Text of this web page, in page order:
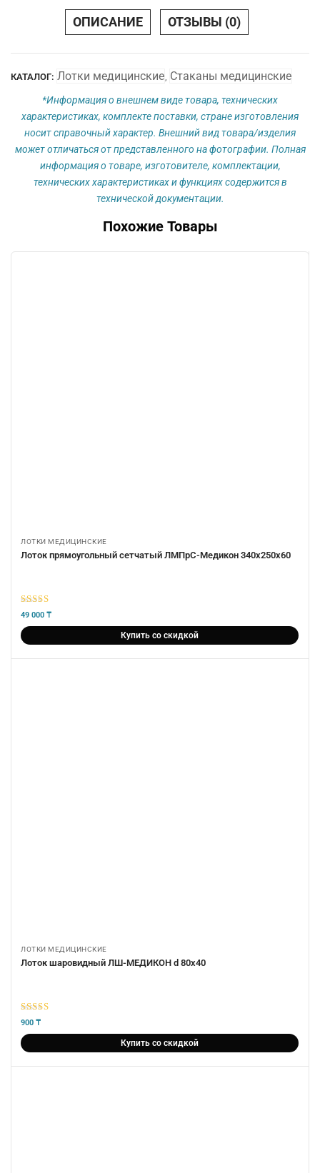
(V
ОПИСАНИЕ ОТЗЫВЫ (0)
КАТАЛОГ: Лотки медицинские, Стаканы медицинские
*Информация о внешнем виде товара, технических
характеристиках, комплекте поставки, стране изготовления
носит справочный характер. Внешний вид товара/изделия
может отличаться от представленного на фотографии. Полная
информация о товаре, изготовителе, комплектации,
технических характеристиках и функциях содержится в
технической документации.
Похожие Товары
ЛОТКИ МЕДИЦИНСКИЕ
Лоток прямоугольный сетчатый ЛМПрС-Медикон 340х250х60
5из 5
49 000 ₸
Купить со скидкой
ЛОТКИ МЕДИЦИНСКИЕ
Лоток шаровидный ЛШ-МЕДИКОН d 80х40
5из 5
900 ₸
Купить со скидкой